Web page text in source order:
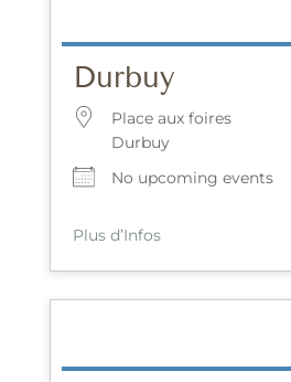
Durbuy
Place aux foires
Durbuy
No upcoming events
Plus d’Infos